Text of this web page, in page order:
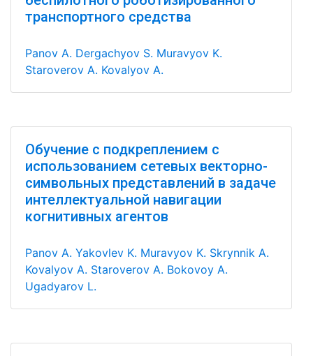
транспортного средства
Panov A. Dergachyov S. Muravyov K.
Staroverov A. Kovalyov A.
Обучение с подкреплением с
использованием сетевых векторно-
символьных представлений в задаче
интеллектуальной навигации
когнитивных агентов
Panov A. Yakovlev K. Muravyov K. Skrynnik A.
Kovalyov A. Staroverov A. Bokovoy A.
Ugadyarov L.